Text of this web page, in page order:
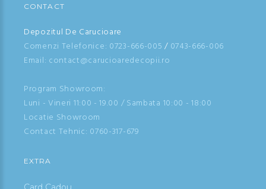
CONTACT
Depozitul De Carucioare
Comenzi Telefonice: 0723-666-005 / 0743-666-006
Email: contact@carucioaredecopii.ro
Program Showroom:
Luni - Vineri 11:00 - 19.00 / Sambata 10:00 - 18:00
Locatie Showroom
Contact Tehnic: 0760-317-679
EXTRA